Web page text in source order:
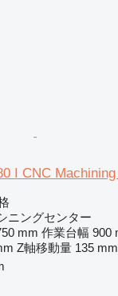
I CNC
ニングセンター
mm 作業台幅 900
Z軸移動量 135 mm